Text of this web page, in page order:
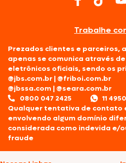
Trabalhe
Prezados clientes e parceiros,
apenas se comunica através
eletrônicos oficiais, sendo os
@jbs.com.br |@friboi.com.br
@jbssa.com |@seara.com.br
0800 047 2425
11
Qualquer tentativa de contato
envolvendo algum domínio
considerada como indevida e/
fraude